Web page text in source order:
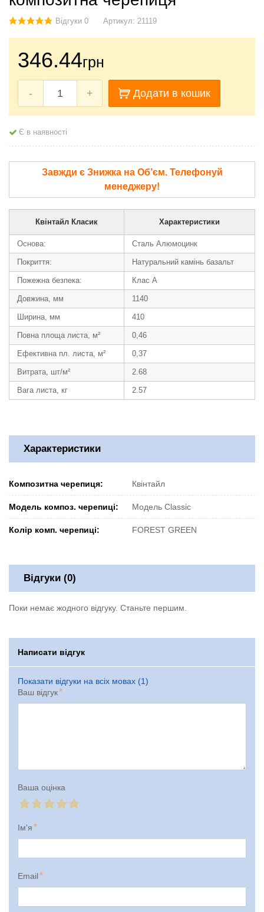
Відгуки 0 Артикул: 21119
346.44грн
- + Додати в кошик
Є в наявності
Завжди є Знижка на Об’єм. Телефонуй
менеджеру!
Квінтайл Класик Характеристики
Основа: Сталь Алюмоцинк
Покриття: Натуральний камінь базальт
Пожежна безпека: Клас А
Довжина, мм 1140
Ширина, мм 410
Повна площа листа, м² 0,46
Ефективна пл. листа, м² 0,37
Витрата, шт/м² 2.68
Вага листа, кг 2.57
Характеристики
Композитна черепиця: Квінтайл
Модель композ. черепиці: Модель Classic
Колір комп. черепиці: FOREST GREEN
Відгуки (0)
Поки немає жодного відгуку. Станьте першим.
Написати відгук
Показати відгуки на всіх мовах (1)
Ваш відгук
Ваша оцінка
Ім'я
Email